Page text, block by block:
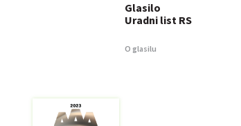
Glasilo
Uradni list RS
O glasilu